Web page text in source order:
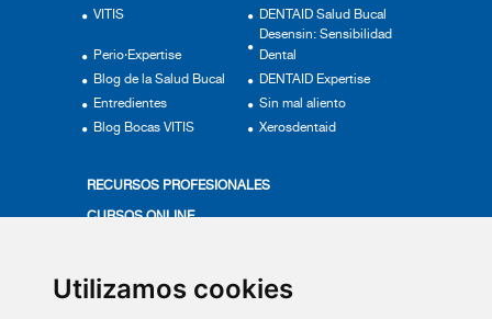
Utilizamos cookies
VITIS DENTAID Salud Bucal
Perio·Expertise
Desensin: Sensibilidad
Dental
Blog de la Salud Bucal
DENTAID Expertise
Entredientes
Sin mal aliento
Blog Bocas VITIS
Xerosdentaid
RECURSOS PROFESIONALES
CURSOS ONLINE
PRODUCTOS VITIS